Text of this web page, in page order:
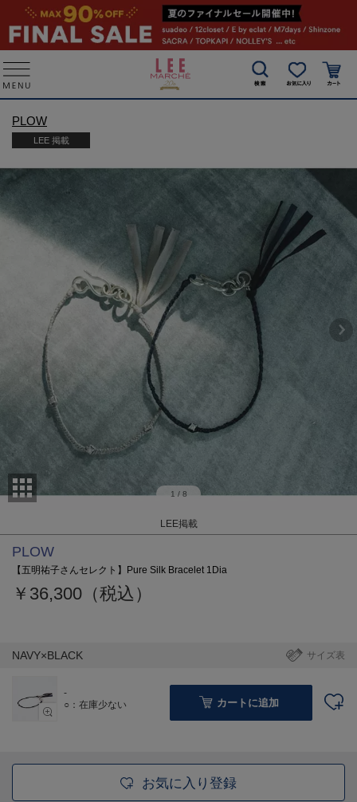
PLOW
LEE 掲載
1 / 8
LEE掲載
PLOW
【五明祐子さんセレクト】Pure Silk Bracelet 1Dia
￥36,300（税込）
サイズ表
NAVY×BLACK
-
○：在庫少ない
カートに追加
お気に入り登録